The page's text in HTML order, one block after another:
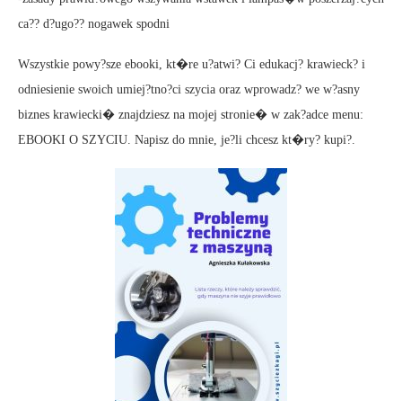
ca?? d?ugo?? nogawek spodni
Wszystkie powy?sze ebooki, kt�re u?atwi? Ci edukacj? krawieck? i
odniesienie swoich umiej?tno?ci szycia oraz wprowadz? we w?asny
biznes krawiecki� znajdziesz na mojej stronie� w zak?adce menu:
EBOOKI O SZYCIU. Napisz do mnie, je?li chcesz kt�ry? kupi?.